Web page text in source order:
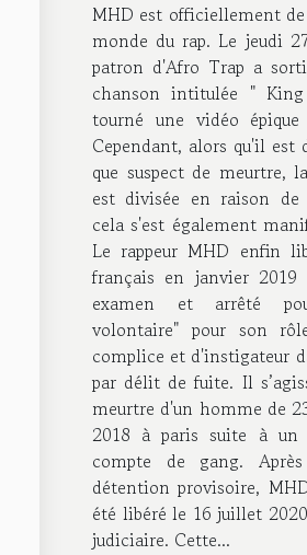
MHD est officiellement
monde du rap. Le jeudi
patron d'Afro Trap a
chanson intitulée "
tourné une vidéo
Cependant, alors qu'il est
que suspect de meurtre,
est divisée en raison
cela s'est également
Le rappeur MHD enfin
français en janvier
examen et arrêté
volontaire" pour son
complice et d'instigateur
par délit de fuite. Il
meurtre d'un homme de
2018 à paris suite à un
compte de gang.
détention provisoire,
été libéré le 16 juillet
judiciaire. Cette...